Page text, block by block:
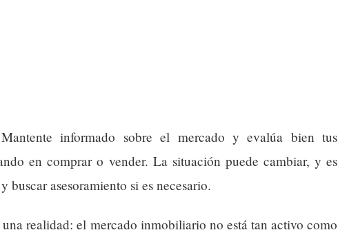
informado sobre el mercado y evalúa bien tus
en comprar o vender. La situación puede cambiar, y es
buscar asesoramiento si es necesario.
realidad: el mercado inmobiliario no está tan activo como